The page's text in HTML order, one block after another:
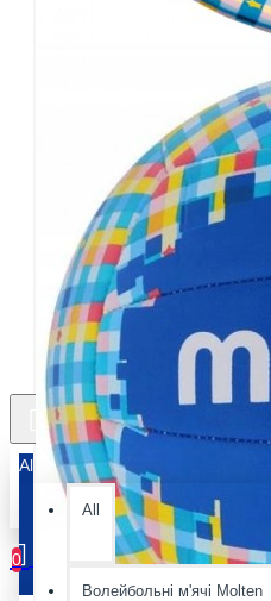
All
All
Волейбольні м'ячі Molten
0